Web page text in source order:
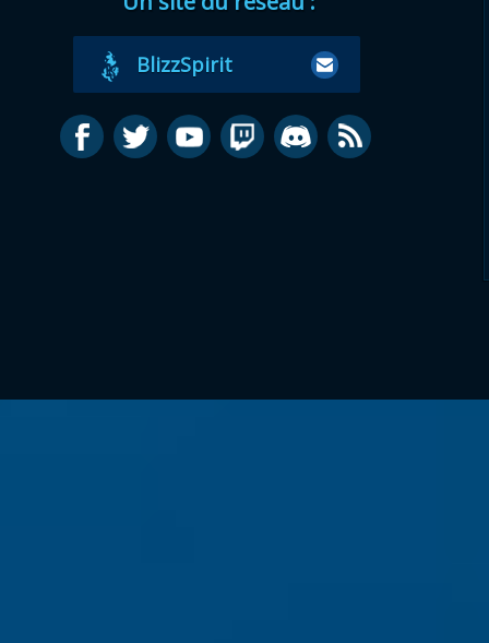
BlizzSpirit